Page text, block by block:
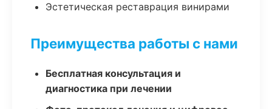
Эстетическая реставрация винирами
Преимущества работы с нами
Бесплатная консультация и
диагностика при лечении